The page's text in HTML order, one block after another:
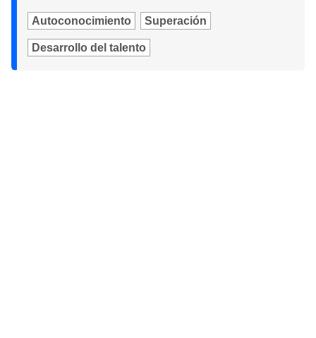
Autoconocimiento Superación
Desarrollo del talento